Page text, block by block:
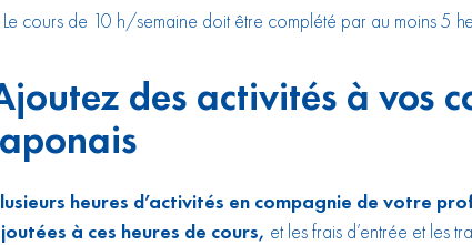
cours de 10 h/semaine doit être complété par au moins 5
des activités à vos
heures d’activités en compagnie de votre
à ces heures de cours, et les frais d’entrée et les